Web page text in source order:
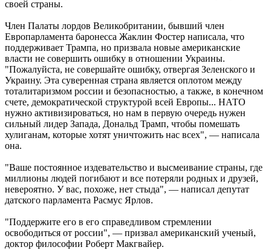
своей страны.
Член Палаты лордов Великобритании, бывший член
Европарламента баронесса Жаклин Фостер написала, что
поддерживает Трампа, но призвала новые американские
власти не совершить ошибку в отношении Украины.
"Пожалуйста, не совершайте ошибку, отвергая Зеленского и
Украину. Эта суверенная страна является оплотом между
тоталитаризмом россии и безопасностью, а также, в конечном
счете, демократической структурой всей Европы... НАТО
нужно активизироваться, но нам в первую очередь нужен
сильный лидер Запада, Дональд Трамп, чтобы помешать
хулиганам, которые хотят уничтожить нас всех", — написала
она.
"Ваше постоянное издевательство и высмеивание страны, где
миллионы людей погибают и все потеряли родных и друзей,
невероятно. У вас, похоже, нет стыда", — написал депутат
датского парламента Расмус Ярлов.
"Поддержите его в его справедливом стремлении
освободиться от россии", — призвал американский ученый,
доктор философии Роберт Макгвайер.